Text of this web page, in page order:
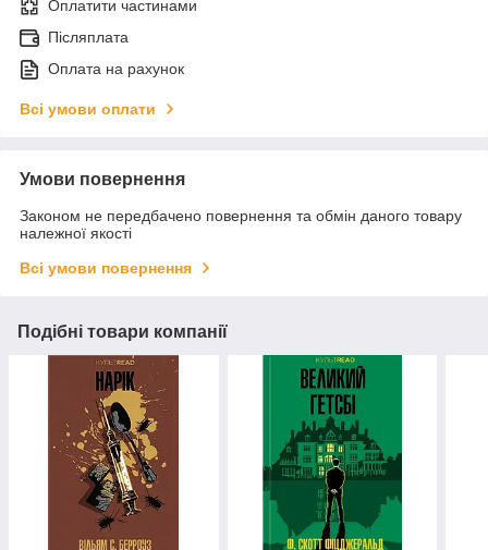
Оплатити частинами
Післяплата
Оплата на рахунок
Всі умови оплати
Умови повернення
Законом не передбачено повернення та обмін даного товару
належної якості
Всі умови повернення
Подібні товари компанії